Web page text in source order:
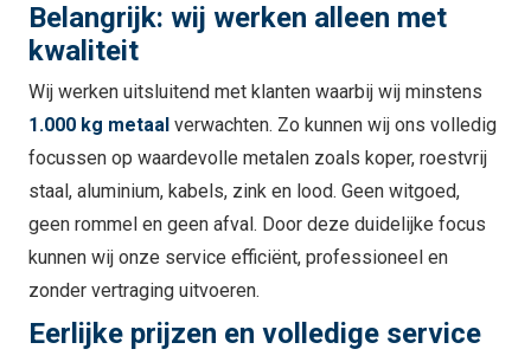
Belangrijk: wij werken alleen met
kwaliteit
Wij werken uitsluitend met klanten waarbij wij minstens
1.000 kg metaal verwachten. Zo kunnen wij ons volledig
focussen op waardevolle metalen zoals koper, roestvrij
staal, aluminium, kabels, zink en lood. Geen witgoed,
geen rommel en geen afval. Door deze duidelijke focus
kunnen wij onze service efficiënt, professioneel en
zonder vertraging uitvoeren.
Eerlijke prijzen en volledige service